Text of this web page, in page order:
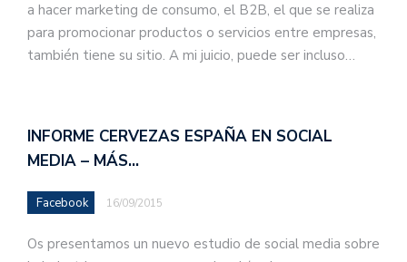
a hacer marketing de consumo, el B2B, el que se realiza
para promocionar productos o servicios entre empresas,
también tiene su sitio. A mi juicio, puede ser incluso…
INFORME CERVEZAS ESPAÑA EN SOCIAL
MEDIA – MÁS…
Facebook 16/09/2015
Os presentamos un nuevo estudio de social media sobre